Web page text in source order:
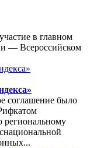
в главном
— Всероссийском
соглашение было